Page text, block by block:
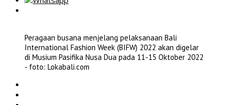
Peragaan busana menjelang pelaksanaan Bali
International Fashion Week (BIFW) 2022 akan digelar
di Musium Pasifika Nusa Dua pada 11-15 Oktober 2022
- foto: Lokabali.com